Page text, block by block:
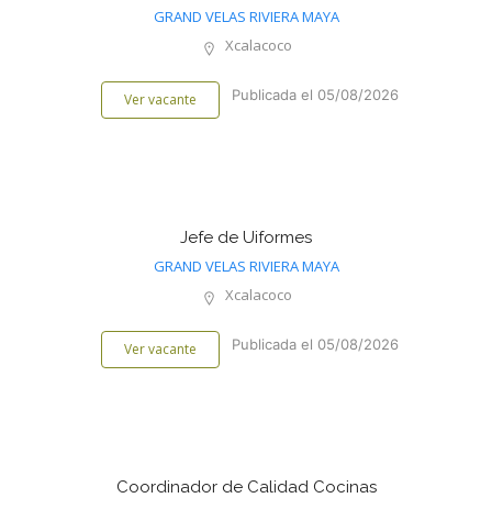
GRAND VELAS RIVIERA MAYA
Xcalacoco
Ver vacante Publicada el 05/08/2026
Jefe de Uiformes
GRAND VELAS RIVIERA MAYA
Xcalacoco
Ver vacante Publicada el 05/08/2026
Coordinador de Calidad Cocinas